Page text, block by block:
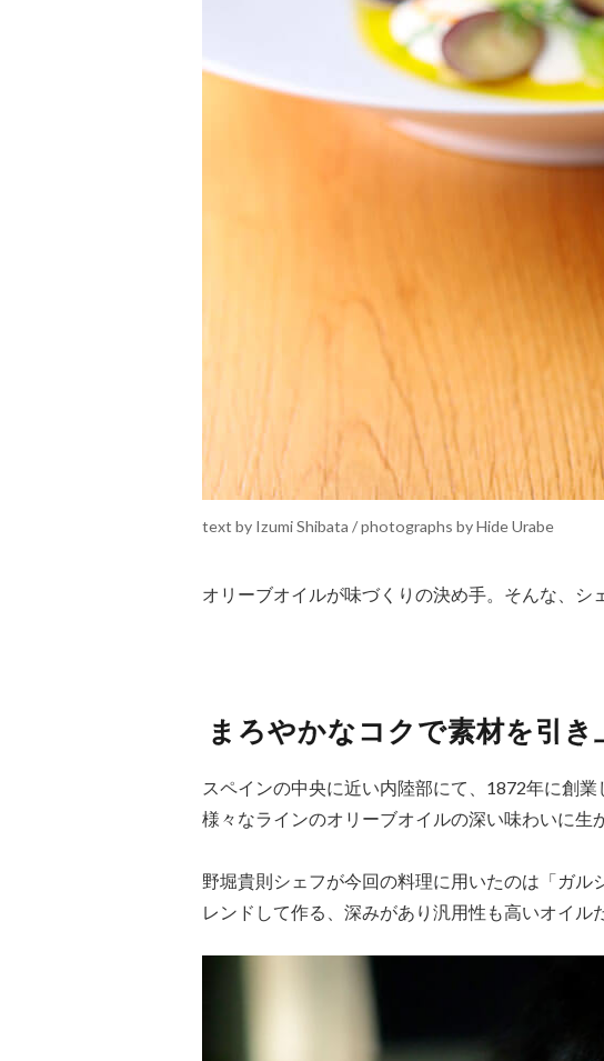
text by Izumi Shibata / photographs by Hide Urabe
オリーブオイルが味づくりの決め手。そんな、シ
まろやかなコクで素材を引
スペインの中央に近い内陸部にて、1872年に創
様々なラインのオリーブオイルの深い味わいに生
野堀貴則シェフが今回の料理に用いたのは「ガ
レンドして作る、深みがあり汎用性も高いオイル